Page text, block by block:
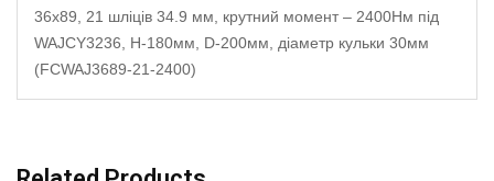
36х89, 21 шліців 34.9 мм, крутний момент – 2400Нм під
WAJCY3236, H-180мм, D-200мм, діаметр кульки 30мм
(FCWAJ3689-21-2400)